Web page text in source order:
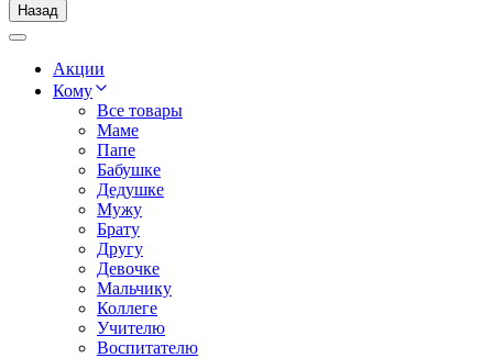
Назад
Акции
Кому
Все товары
Маме
Папе
Бабушке
Дедушке
Мужу
Брату
Другу
Девочке
Мальчику
Коллеге
Учителю
Воспитателю